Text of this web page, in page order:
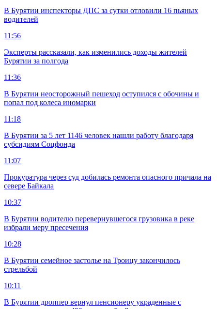
В Бурятии инспекторы ДПС за сутки отловили 16 пьяных
водителей
11:56
Эксперты рассказали, как изменились доходы жителей
Бурятии за полгода
11:36
В Бурятии неосторожный пешеход оступился с обочины и
попал под колеса иномарки
11:18
В Бурятии за 5 лет 1146 человек нашли работу благодаря
субсидиям Соцфонда
11:07
Прокуратура через суд добилась ремонта опасного причала на
севере Байкала
10:37
В Бурятии водителю перевернувшегося грузовика в реке
избрали меру пресечения
10:28
В Бурятии семейное застолье на Троицу закончилось
стрельбой
10:11
В Бурятии дроппер вернул пенсионеру украденные с